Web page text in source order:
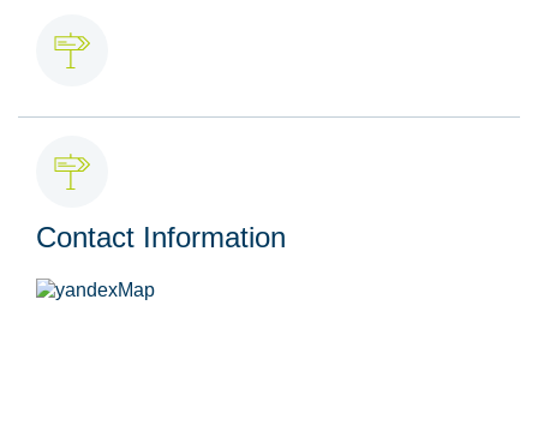
Contact Information